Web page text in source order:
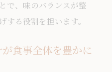
で、味のバランスが整
する役割を担います。
食事全体を豊かに